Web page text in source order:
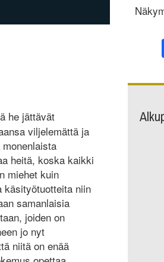
he jättävät
viljelemättä ja
heitä, koska kaikki
miehet kuin
käsityötuotteita niin
samanlaisia
joiden on
jo nyt
niitä on enää